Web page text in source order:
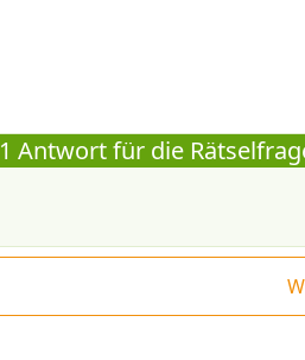
1 Antwort für die